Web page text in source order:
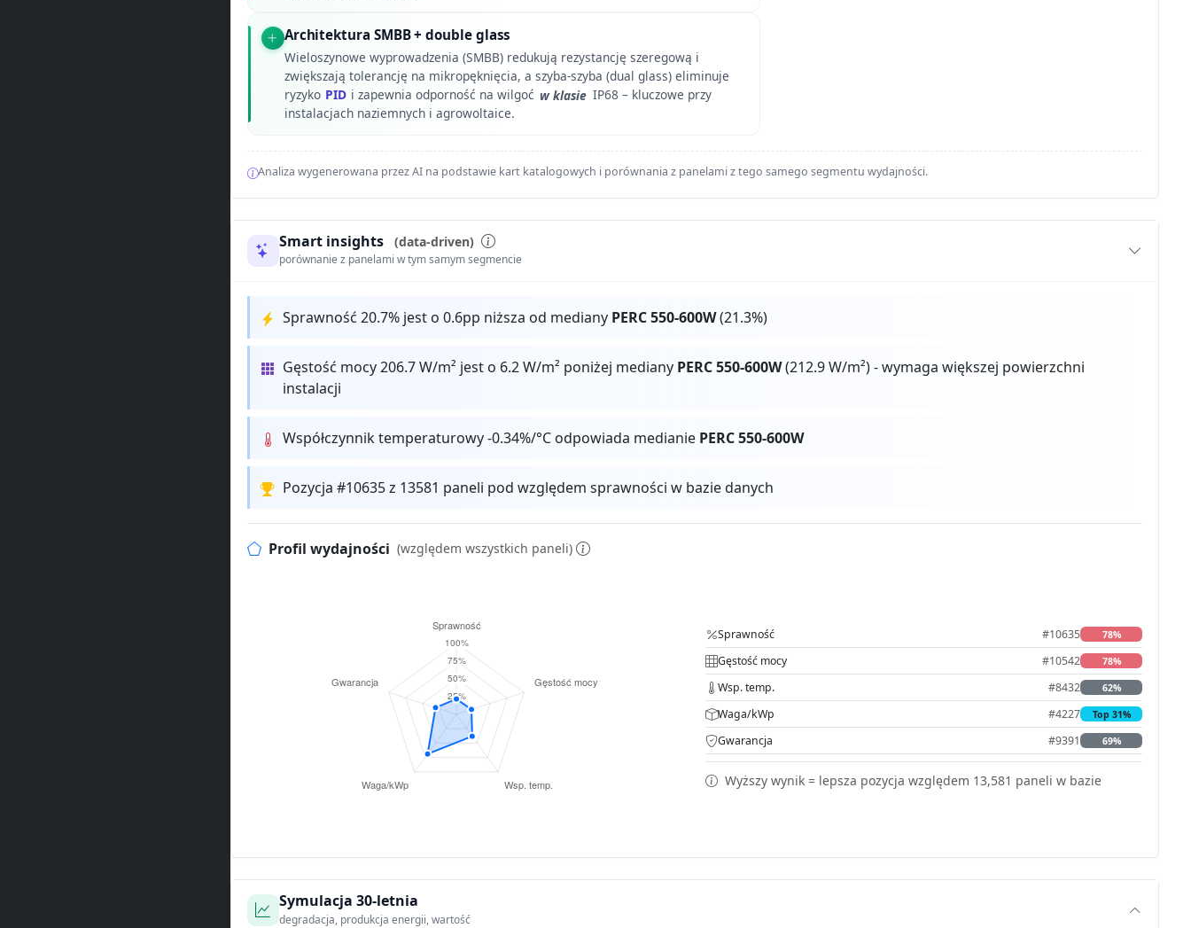
Architektura SMBB + double glass
Wieloszynowe wyprowadzenia (SMBB) redukują rezystancję szeregową i
zwiększają tolerancję na mikropęknięcia, a szyba-szyba (dual glass) eliminuje
ryzyko PID i zapewnia odporność na wilgoć w klasie IP68 – kluczowe przy
instalacjach naziemnych i agrowoltaice.
Analiza wygenerowana przez AI na podstawie kart katalogowych i porównania z panelami z tego samego segmentu wydajności.
Smart insights (data-driven)
porównanie z panelami w tym samym segmencie
Sprawność 20.7% jest o 0.6pp niższa od mediany PERC 550-600W(21.3%)
Gęstość mocy 206.7 W/m² jest o 6.2 W/m² poniżej mediany PERC 550-600W(212.9 W/m²) - wymaga większej powierzchni
instalacji
Współczynnik temperaturowy -0.34%/°C odpowiada medianie PERC 550-600W
Pozycja #10635 z 13581 paneli pod względem sprawności w bazie danych
Profil wydajności (względem wszystkich paneli)
Sprawność #10635 78%
Gęstość mocy #10542 78%
Wsp. temp. #8432 62%
Waga/kWp #4227 Top 31%
Gwarancja #9391 69%
Wyższy wynik = lepsza pozycja względem 13,581 paneli w bazie
Symulacja 30-letnia
degradacja, produkcja energii, wartość